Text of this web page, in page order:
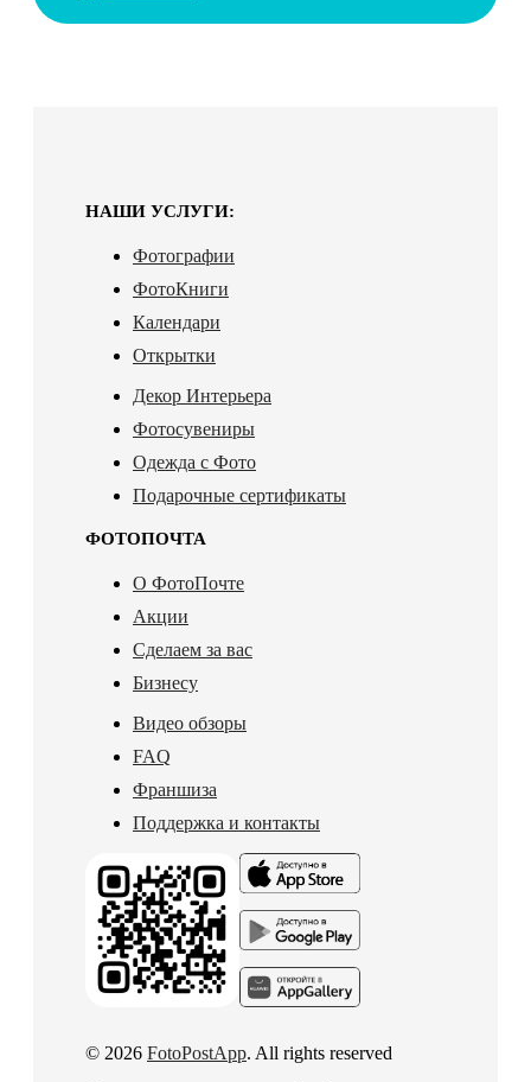
НАШИ УСЛУГИ:
Фотографии
ФотоКниги
Календари
Открытки
Декор Интерьера
Фотосувениры
Одежда с Фото
Подарочные сертификаты
ФОТОПОЧТА
О ФотоПочте
Акции
Сделаем за вас
Бизнесу
Видео обзоры
FAQ
Франшиза
Поддержка и контакты
© 2026 FotoPostApp. All rights reserved